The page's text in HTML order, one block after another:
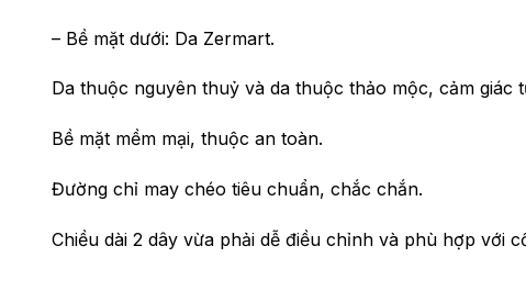
– Bề mặt dưới: Da Zermart.
Da thuộc nguyên thuỷ và da thuộc thảo mộc, cảm
Bề mặt mềm mại, thuộc an toàn.
Đường chỉ may chéo tiêu chuẩn, chắc chắn.
Chiều dài 2 dây vừa phải dễ điều chỉnh và phù hợp với